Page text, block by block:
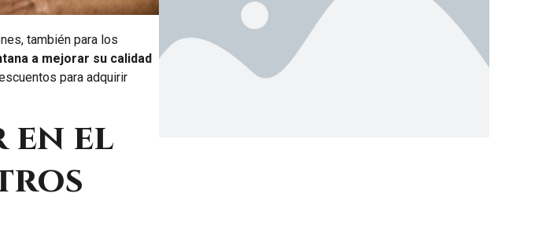
también para los
a mejorar su calidad
para adquirir
en el